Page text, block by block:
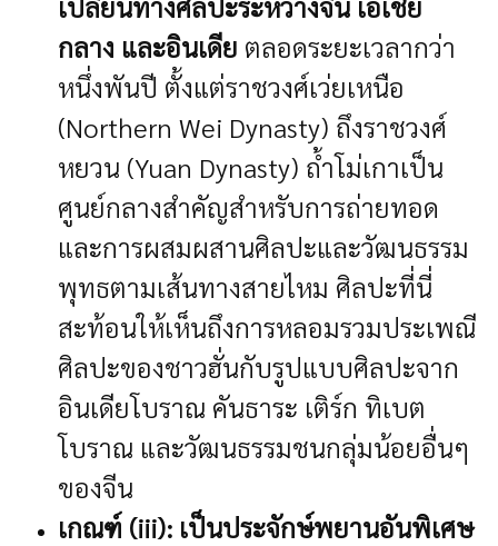
กลาง และอินเดีย ตลอดระยะเวลากว่า
หนึ่งพันปี ตั้งแต่ราชวงศ์เว่ยเหนือ
(Northern Wei Dynasty) ถึงราชวงศ์
หยวน (Yuan Dynasty) ถ้ำโม่เกาเป็น
ศูนย์กลางสำคัญสำหรับการถ่ายทอด
และการผสมผสานศิลปะและวัฒนธรรม
พุทธตามเส้นทางสายไหม ศิลปะที่นี่
สะท้อนให้เห็นถึงการหลอมรวมประเพณี
ศิลปะของชาวฮั่นกับรูปแบบศิลปะจาก
อินเดียโบราณ คันธาระ เติร์ก ทิเบต
โบราณ และวัฒนธรรมชนกลุ่มน้อยอื่นๆ
ของจีน
เกณฑ์ (iii): เป็นประจักษ์พยานอันพิเศษ